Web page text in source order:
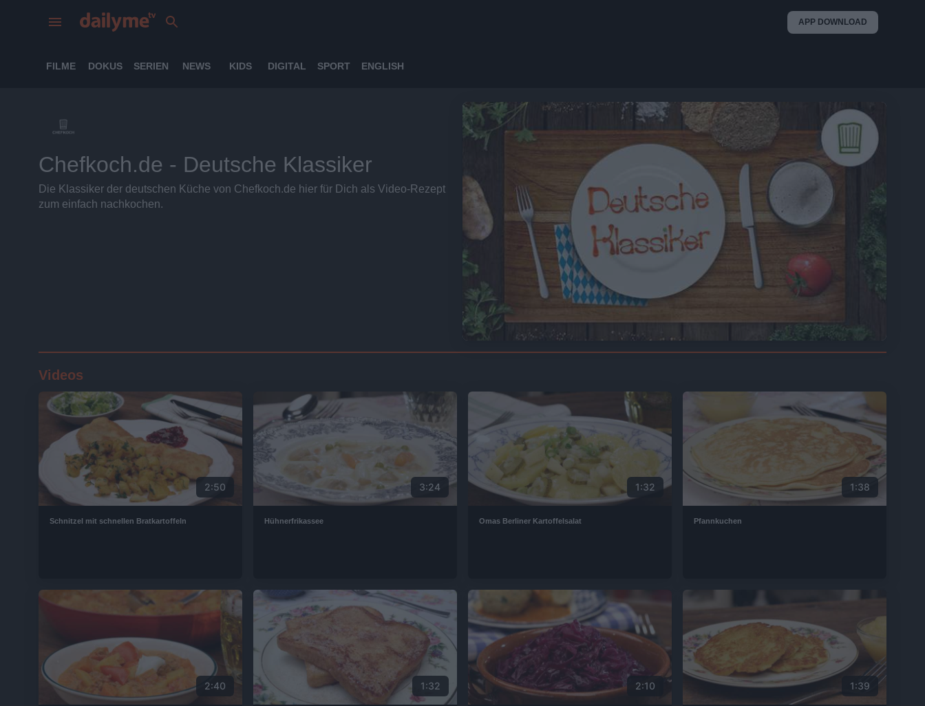
APP DOWNLOAD
FILME DOKUS SERIEN NEWS KIDS DIGITAL SPORT ENGLISH
Chefkoch.de - Deutsche Klassiker
Die Klassiker der deutschen Küche von Chefkoch.de hier für Dich als Video-Rezept
zum einfach nachkochen.
Videos
2:50
Schnitzel mit schnellen Bratkartoffeln
3:24
Hühnerfrikassee
1:32
Omas Berliner Kartoffelsalat
1:38
Pfannkuchen
2:40 1:32 2:10 1:39